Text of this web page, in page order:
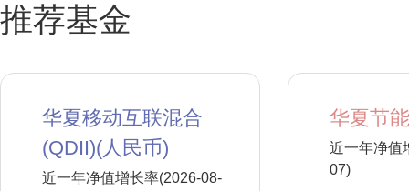
推荐基金
华夏移动互联混合
(QDII)(人民币)
近一年净值增长率(2026-08-
华夏节
近一年净值
07)